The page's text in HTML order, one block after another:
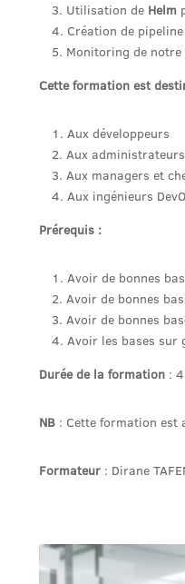
Utilisation de Helm
Création de pipeline
Monitoring de
Cette formation est
Aux développeurs
Aux
Aux managers et
Aux ingénieurs
Prérequis :
Avoir de bonnes
Avoir de bonnes
Avoir de bonnes
Avoir les bases sur
Durée de la formation :
NB : Cette formation est
Formateur : Dirane
Lecteur
vidéo